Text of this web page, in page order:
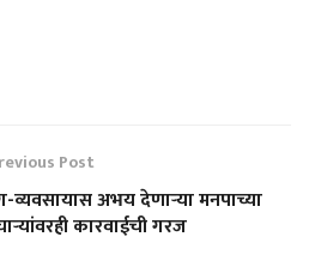
Post
व्यवसायास अभय देणाऱ्या मनपाच्या
कारवाईची गरज